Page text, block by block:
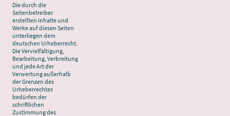
Die durch die
Seitenbetreiber
erstellten Inhalte und
Werke auf diesen Seiten
unterliegen dem
deutschen Urheberrecht.
Die Vervielfältigung,
Bearbeitung, Verbreitung
und jede Art der
Verwertung außerhalb
der Grenzen des
Urheberrechtes
bedürfen der
schriftlichen
Zustimmung des